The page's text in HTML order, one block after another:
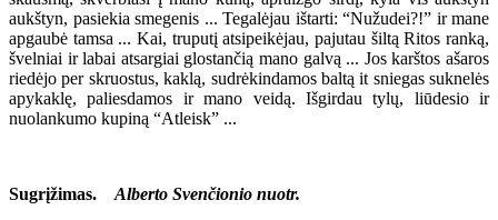
aukštyn, pasiekia smegenis ... Tegalėjau ištarti: “Nužudei?!” ir mane
apgaubė tamsa ... Kai, truputį atsipeikėjau, pajutau šiltą Ritos ranką,
švelniai ir labai atsargiai glostančią mano galvą ... Jos karštos ašaros
riedėjo per skruostus, kaklą, sudrėkindamos baltą it sniegas suknelės
apykaklę, paliesdamos ir mano veidą. Išgirdau tylų, liūdesio ir
nuolankumo kupiną “Atleisk” ...
Sugrįžimas.
Alberto Svenčionio nuotr.